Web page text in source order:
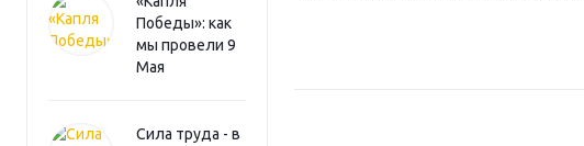
Победы»: как
мы провели 9
Мая
Сила труда - в